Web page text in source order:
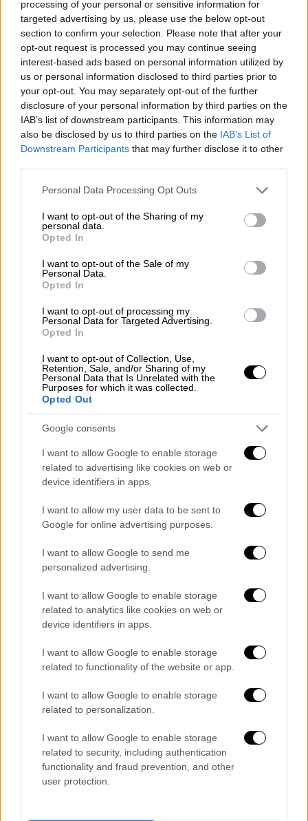
processing of your personal or sensitive information for
targeted advertising by us, please use the below opt-out
section to confirm your selection. Please note that after your
opt-out request is processed you may continue seeing
interest-based ads based on personal information utilized by
us or personal information disclosed to third parties prior to
your opt-out. You may separately opt-out of the further
disclosure of your personal information by third parties on the
IAB’s list of downstream participants. This information may
also be disclosed by us to third parties on the IAB’s List of
Downstream Participants that may further disclose it to other
Please note that this website/app uses one or more Google
not limited to your visit or usage behaviour. You may click to
grant or deny consent to Google and its third-party tags to
use your data for below specified purposes in below Google
consent section.
Personal Data Processing Opt Outs
I want to opt-out of the Sharing of my
personal data.
Opted In
I want to opt-out of the Sale of my
Personal Data.
Opted In
I want to opt-out of processing my
Personal Data for Targeted Advertising.
Opted In
I want to opt-out of Collection, Use,
Retention, Sale, and/or Sharing of my
Personal Data that Is Unrelated with the
Purposes for which it was collected.
Opted Out
Google consents
I want to allow Google to enable storage
related to advertising like cookies on web or
device identifiers in apps.
I want to allow my user data to be sent to
Google for online advertising purposes.
I want to allow Google to send me
personalized advertising.
I want to allow Google to enable storage
related to analytics like cookies on web or
device identifiers in apps.
I want to allow Google to enable storage
related to functionality of the website or app.
I want to allow Google to enable storage
related to personalization.
I want to allow Google to enable storage
related to security, including authentication
functionality and fraud prevention, and other
user protection.
χορηγήσει σε εκατοντάδες χιλιάδες παιδιά
τη δεύτερη δόση εμβολίου κατά της
πολιομυελίτιδας.
Υποβλήθηκαν σχέδια για εκστρατεία
ανοσοποίησης την περίοδο μεταξύ 14ης και
29ης Οκτωβρίου, εξήγησε ο Αγιαντίλ
Σαπαρμπέκοφ, στέλεχος του ΠΟΥ αρμόδιο
για τα παλαιστινιακά εδάφη, κατά τη
διάρκεια συνέντευξης Τύπου χθες
δεύτερη δόση των εμβολίων σε 590.000
παιδιά κάτω των δέκα ετών, ταυτόχρονα με
βιταμίνη Α, για να ενισχυθεί το
ανοσοποιητικό τους, διευκρίνισε.
«Ελπίζουμε» ότι η εκστρατεία θα έχει
ολοκληρωθεί μέσα σε δέκα ημέρες.
Ο Δρ. Σαπαρμπέκοφ είπε πως χρειάζεται ο
ισραηλινός στρατός να εφαρμόσει όπως και
τον Σεπτέμβριο παύσεις των επιχειρήσεων
ώστε εθελοντές να πάνε να χορηγήσουν τα
εμβόλια (λαμβάνονται από το στόμα) σε
ειδικά κέντρα και κατ’ οίκον.
Ο επικεφαλής του ΠΟΥ Τέντρος Αντανόμ
επιτυχία» την εκστρατεία του περασμένου
μήνα, όταν πάνω από 560.000 έλαβαν την
πρώτη δόση εμβολίου κατά της
πολιομυελίτιδας.
Η εκστρατεία οργανώθηκε μετά τον
εντοπισμό του πρώτου κρούσματος της
εξαιρετικά μολυσματικής ασθένειας αυτής
σε βρέφος 10 μηνών στον παλαιστινιακό
θύλακο υπό πολιορκία.
ΕΘΝΟΣ θα παρεμβαίνει και τα προσβλητικά σχόλια θα
διαγράφονται